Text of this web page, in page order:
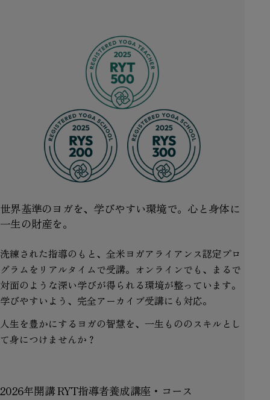
世界基準のヨガを、学びやすい環境で。心と身体に
一生の財産を。
洗練された指導のもと、全米ヨガアライアンス認定プロ
グラムをリアルタイムで受講。オンラインでも、まるで
対面のような深い学びが得られる環境が整っています。
学びやすいよう、完全アーカイブ受講にも対応。
人生を豊かにするヨガの智慧を、一生もののスキルとし
て身につけませんか？
2026年開講 RYT指導者養成講座・コース